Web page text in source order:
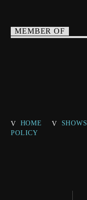
MEMBER OF
HOME SHOWS
POLICY